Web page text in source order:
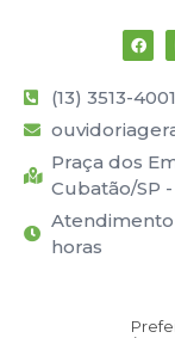
(13) 3513-4001
Praça dos
Cubatão/SP -
Atendimento
horas